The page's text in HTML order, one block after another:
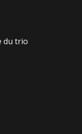
du trio